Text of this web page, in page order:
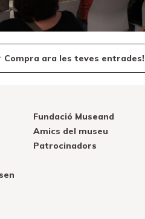
Compra ara les teves entrades!
Fundació Museand
Amics del museu
Patrocinadors